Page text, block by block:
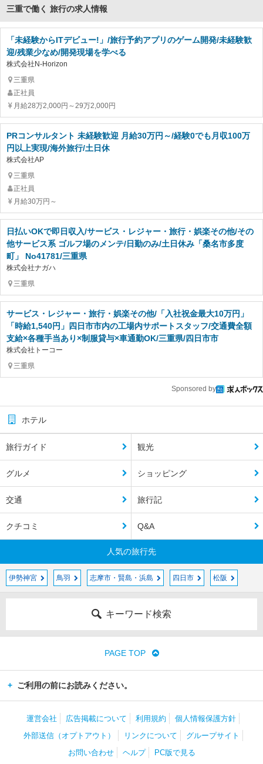
三重で働く 旅行の求人情報
「未経験からITデビュー!」/旅行予約アプリのゲーム開発/未経験歓
迎/残業少なめ/開発現場を学べる
株式会社N-Horizon
三重県
正社員
月給28万2,000円～29万2,000円
PRコンサルタント 未経験歓迎 月給30万円～/経験0でも月収100万
円以上実現/海外旅行/土日休
株式会社AP
三重県
正社員
月給30万円～
日払いOKで即日収入/サービス・レジャー・旅行・娯楽その他/その
他サービス系 ゴルフ場のメンテ/日勤のみ/土日休み「桑名市多度
町」 No41781/三重県
株式会社ナガハ
三重県
サービス・レジャー・旅行・娯楽その他/「入社祝金最大10万円」
「時給1,540円」四日市市内の工場内サポートスタッフ/交通費全額
支給×各種手当あり×制服貸与×車通勤OK/三重県/四日市市
株式会社トーコー
三重県
Sponsored by
ホテル
旅行ガイド 観光
グルメ ショッピング
交通 旅行記
クチコミ Q&A
人気の旅行先
伊勢神宮 鳥羽 志摩市・賢島・浜島 四日市 松阪
キーワード検索
PAGE TOP
ご利用の前にお読みください。
運営会社 広告掲載について 利用規約
個人情報保護方針
外部送信（オプトアウト）
リンクについて
グループサイト
お問い合わせ
ヘルプ PC版で見る